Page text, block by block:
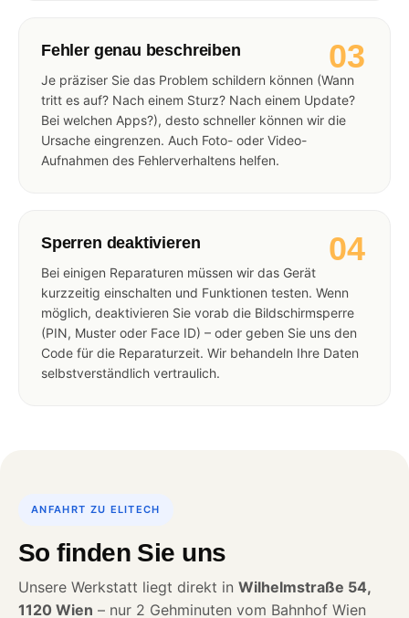
03
Fehler genau beschreiben
Je präziser Sie das Problem schildern können (Wann
tritt es auf? Nach einem Sturz? Nach einem Update?
Bei welchen Apps?), desto schneller können wir die
Ursache eingrenzen. Auch Foto- oder Video-
Aufnahmen des Fehlerverhaltens helfen.
04
Sperren deaktivieren
Bei einigen Reparaturen müssen wir das Gerät
kurzzeitig einschalten und Funktionen testen. Wenn
möglich, deaktivieren Sie vorab die Bildschirmsperre
(PIN, Muster oder Face ID) – oder geben Sie uns den
Code für die Reparaturzeit. Wir behandeln Ihre Daten
selbstverständlich vertraulich.
ANFAHRT ZU ELITECH
So finden Sie uns
Unsere Werkstatt liegt direkt in Wilhelmstraße 54,
1120 Wien – nur 2 Gehminuten vom Bahnhof Wien